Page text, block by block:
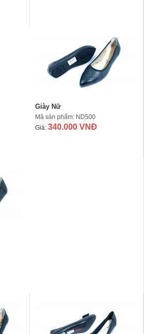
Giày Nữ
Mã sản phẩm: ND500
Giá: 340.000 VNĐ